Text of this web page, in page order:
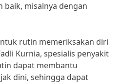
baik, misalnya dengan
rutin memeriksakan diri
Kurnia, spesialis penyakit
dapat membantu
dini, sehingga dapat